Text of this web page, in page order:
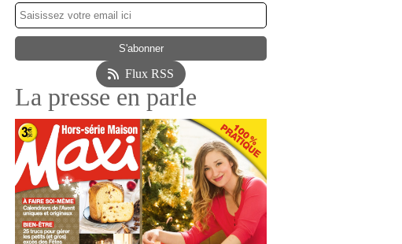
Flux RSS
La presse en parle